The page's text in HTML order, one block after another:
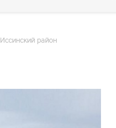
Иссинский район